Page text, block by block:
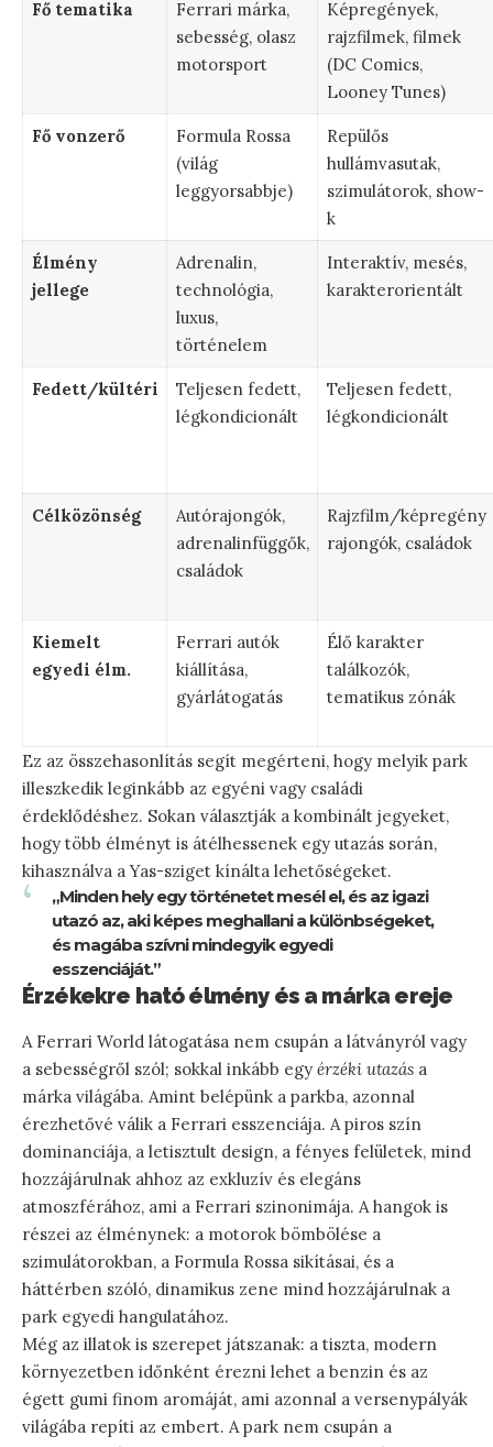
Fő tematika
Ferrari márka,
sebesség, olasz
motorsport
Képregények,
rajzfilmek, filmek
(DC Comics,
Looney Tunes)
Fő vonzerő
Formula Rossa
(világ
leggyorsabbje)
Repülős
hullámvasutak,
szimulátorok, show-
k
Élmény
jellege
Adrenalin,
technológia,
luxus,
történelem
Interaktív, mesés,
karakterorientált
Fedett/kültéri
Teljesen fedett,
légkondicionált
Teljesen fedett,
légkondicionált
Célközönség
Autórajongók,
adrenalinfüggők,
családok
Rajzfilm/képregény
rajongók, családok
Kiemelt
egyedi élm.
Ferrari autók
kiállítása,
gyárlátogatás
Élő karakter
találkozók,
tematikus zónák
Ez az összehasonlítás segít megérteni, hogy melyik park
illeszkedik leginkább az egyéni vagy családi
érdeklődéshez. Sokan választják a kombinált jegyeket,
hogy több élményt is átélhessenek egy utazás során,
kihasználva a Yas-sziget kínálta lehetőségeket.
„Minden hely egy történetet mesél el, és az igazi
utazó az, aki képes meghallani a különbségeket,
és magába szívni mindegyik egyedi
esszenciáját.”
Érzékekre ható élmény és a márka ereje
A Ferrari World látogatása nem csupán a látványról vagy
a sebességről szól; sokkal inkább egy érzéki utazás a
márka világába. Amint belépünk a parkba, azonnal
érezhetővé válik a Ferrari esszenciája. A piros szín
dominanciája, a letisztult design, a fényes felületek, mind
hozzájárulnak ahhoz az exkluzív és elegáns
atmoszférához, ami a Ferrari szinonimája. A hangok is
részei az élménynek: a motorok bömbölése a
szimulátorokban, a Formula Rossa sikításai, és a
háttérben szóló, dinamikus zene mind hozzájárulnak a
park egyedi hangulatához.
Még az illatok is szerepet játszanak: a tiszta, modern
környezetben időnként érezni lehet a benzin és az
égett gumi finom aromáját, ami azonnal a versenypályák
világába repíti az embert. A park nem csupán a